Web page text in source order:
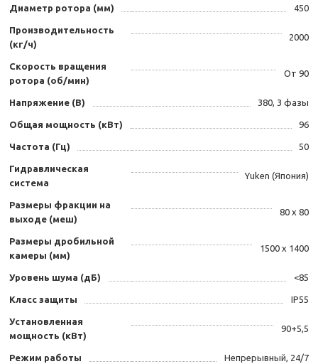
Диаметр ротора (мм) 450
Производительность
(кг/ч)
2000
Скорость вращения
ротора (об/мин)
От 90
Напряжение (В) 380, 3 фазы
Общая мощность (кВт) 96
Частота (Гц) 50
Гидравлическая
система
Yuken (Япония)
Размеры фракции на
выходе (меш)
80 х 80
Размеры дробильной
камеры (мм)
1500 х 1400
Уровень шума (дБ) <85
Класс защиты IP55
Установленная
мощность (кВт)
90+5,5
Режим работы Непрерывный, 24/7